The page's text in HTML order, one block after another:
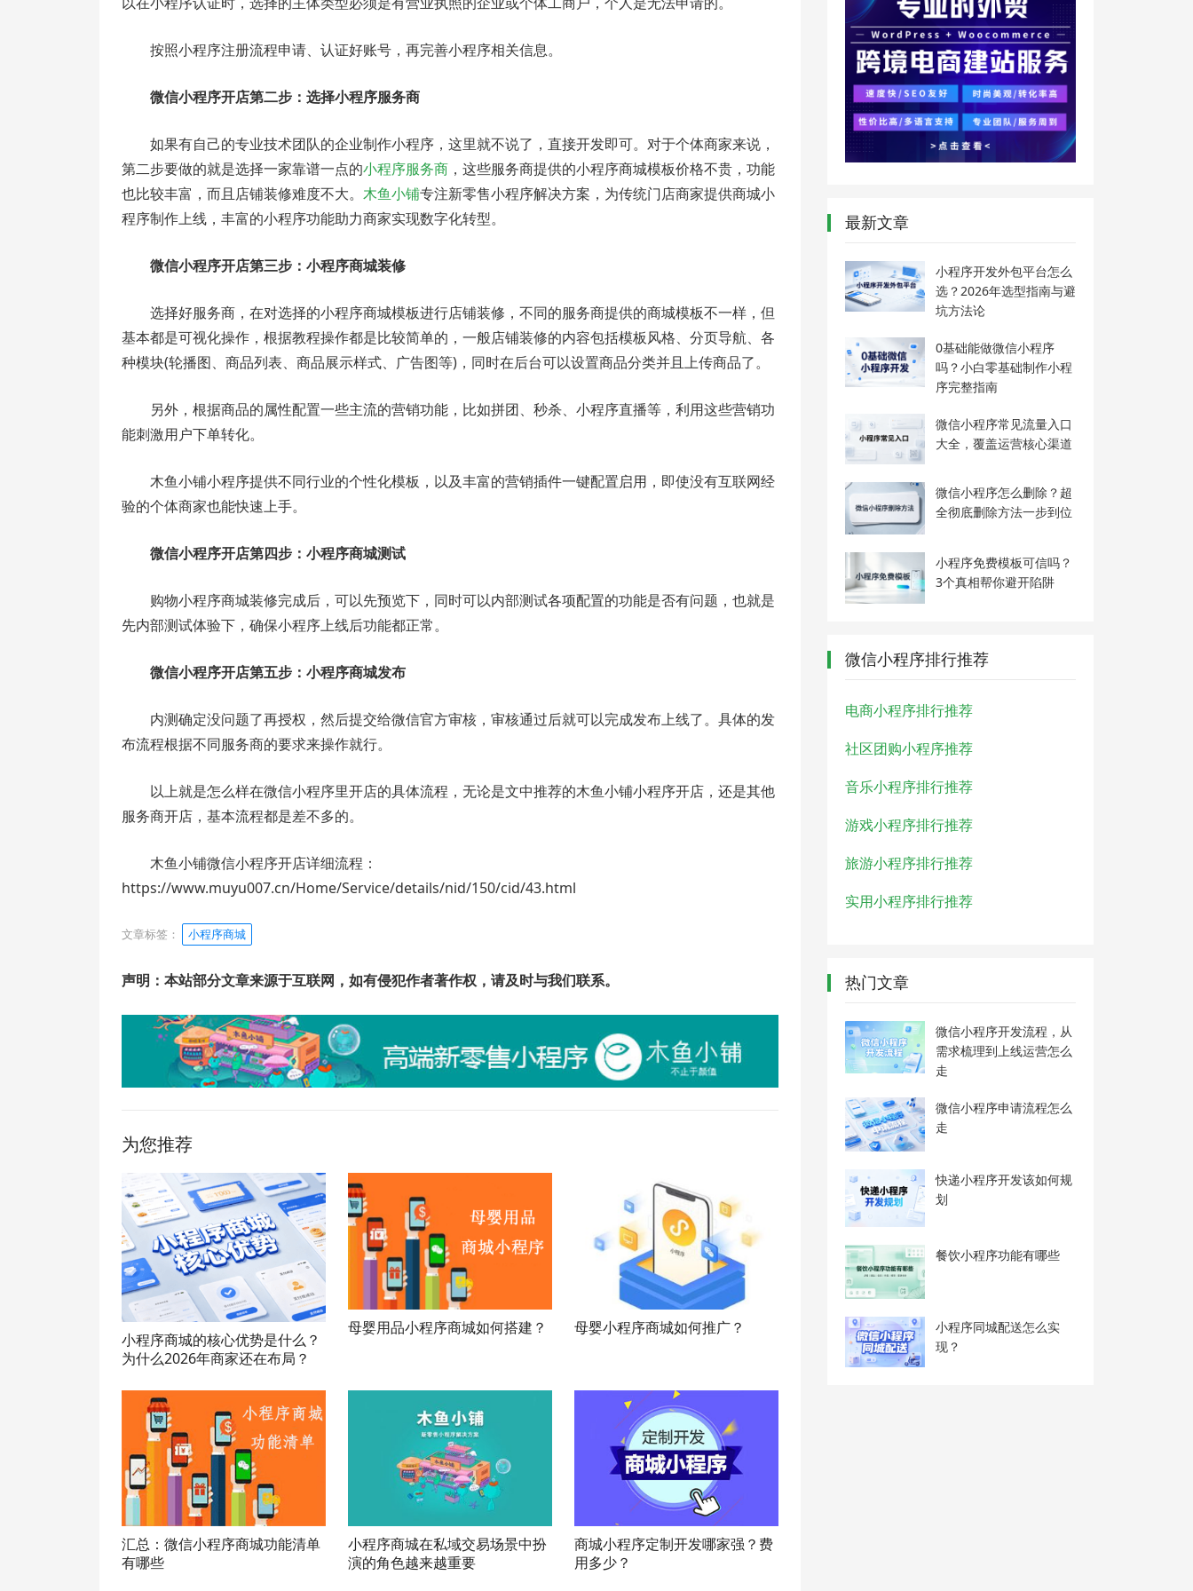
按照小程序注册流程申请、认证好账号，再完善小程序相关信息。
微信小程序开店第二步：选择小程序服务商
如果有自己的专业技术团队的企业制作小程序，这里就不说了，直接开发即可。对于个体商家来说，
第二步要做的就是选择一家靠谱一点的小程序服务商 ，这些服务商提供的小程序商城模板价格不贵，功能
也比较丰富，而且店铺装修难度不大。 木鱼小铺专注新零售小程序解决方案，为传统门店商家提供商城小
程序制作上线，丰富的小程序功能助力商家实现数字化转型。
微信小程序开店第三步：小程序商城装修
选择好服务商，在对选择的小程序商城模板进行店铺装修，不同的服务商提供的商城模板不一样，但
基本都是可视化操作，根据教程操作都是比较简单的，一般店铺装修的内容包括模板风格、分页导航、各
种模块(轮播图、商品列表、商品展示样式、广告图等)，同时在后台可以设置商品分类并且上传商品了。
另外，根据商品的属性配置一些主流的营销功能，比如拼团、秒杀、小程序直播等，利用这些营销功
能刺激用户下单转化。
木鱼小铺小程序提供不同行业的个性化模板，以及丰富的营销插件一键配置启用，即使没有互联网经
验的个体商家也能快速上手。
微信小程序开店第四步：小程序商城测试
购物小程序商城装修完成后，可以先预览下，同时可以内部测试各项配置的功能是否有问题，也就是
先内部测试体验下，确保小程序上线后功能都正常。
微信小程序开店第五步：小程序商城发布
内测确定没问题了再授权，然后提交给微信官方审核，审核通过后就可以完成发布上线了。具体的发
布流程根据不同服务商的要求来操作就行。
以上就是怎么样在微信小程序里开店的具体流程，无论是文中推荐的木鱼小铺小程序开店，还是其他
服务商开店，基本流程都是差不多的。
木鱼小铺微信小程序开店详细流程：
https://www.muyu007.cn/Home/Service/details/nid/150/cid/43.html
文章标签： 小程序商城
声明：本站部分文章来源于互联网，如有侵犯作者著作权，请及时与我们联系。
为您推荐
小程序商城的核心优势是什么？
为什么2026年商家还在布局？
母婴用品小程序商城如何搭建？ 母婴小程序商城如何推广？
汇总：微信小程序商城功能清单
有哪些
小程序商城在私域交易场景中扮
演的角色越来越重要
商城小程序定制开发哪家强？费
用多少？
最新文章
小程序开发外包平台怎么
选？2026年选型指南与避
坑方法论
0基础能做微信小程序
吗？小白零基础制作小程
序完整指南
微信小程序常见流量入口
大全，覆盖运营核心渠道
微信小程序怎么删除？超
全彻底删除方法一步到位
小程序免费模板可信吗？
3个真相帮你避开陷阱
微信小程序排行推荐
电商小程序排行推荐
社区团购小程序推荐
音乐小程序排行推荐
游戏小程序排行推荐
旅游小程序排行推荐
实用小程序排行推荐
热门文章
微信小程序开发流程，从
需求梳理到上线运营怎么
走
微信小程序申请流程怎么
走
快递小程序开发该如何规
划
餐饮小程序功能有哪些
小程序同城配送怎么实
现？